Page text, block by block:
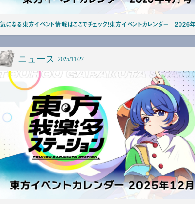
気になる東方イベント情報はここでチェック！東方イベントカレンダー 2026
ニュース 2025/11/27